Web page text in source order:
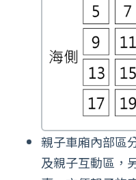
親子車廂內部區
及親子互動區，